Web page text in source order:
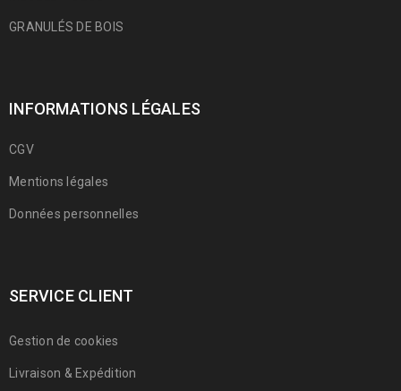
GRANULÉS DE BOIS
INFORMATIONS LÉGALES
CGV
Mentions légales
Données personnelles
SERVICE CLIENT
Gestion de cookies
Livraison & Expédition